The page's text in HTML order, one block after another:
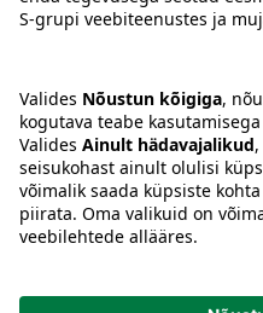
Keel:ETENRU